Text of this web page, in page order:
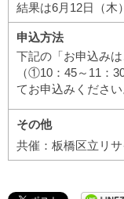
結果は6月12日（木
申込方法
下記の「お申込み
（①10：45～11：
てお申込みください
その他
共催：板橋区立リ